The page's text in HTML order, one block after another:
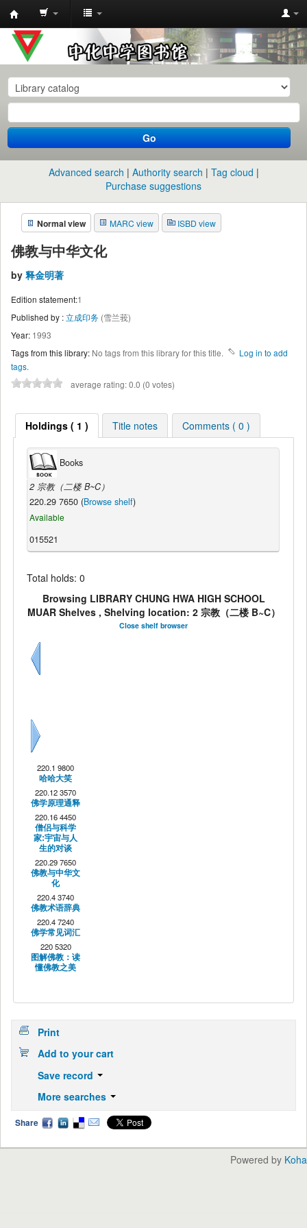
中
化
中
学
图
书
馆
目
录
Go
Advanced search Authority search
Tag cloud
Purchase suggestions
Normal view MARC view ISBD view
佛教与中华文化
by 释金明著
Edition statement:1
Published by :立成印务 (雪兰莪)
Year: 1993
Tags from this library: No tags from this library for this title.
Log in to add
tags.
average rating: 0.0 (0 votes)
Holdings ( 1 ) Title notes Comments ( 0 )
Books
2 宗教（二楼 B~C）
220.29 7650 (Browse shelf)
Available
015521
Total holds: 0
Browsing LIBRARY CHUNG HWA HIGH SCHOOL
MUAR Shelves , Shelving location: 2 宗教（二楼 B~C）
Close shelf browser
220.1 9800
哈哈大笑
220.12 3570
佛学原理通释
220.16 4450
僧侣与科学
家:宇宙与人
生的对谈
220.29 7650
佛教与中华文
化
220.4 3740
佛教术语辞典
220.4 7240
佛学常见词汇
220 5320
图解佛教：读
懂佛教之美
Print
Add to your cart
Save record
More searches
Share
Powered by Koha